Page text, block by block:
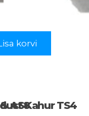
korvi
AS8Kahur TS4